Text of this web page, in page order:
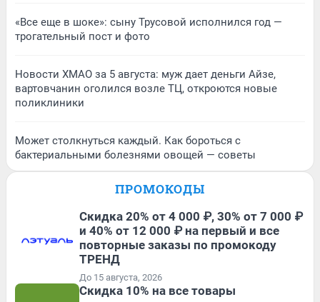
«Все еще в шоке»: сыну Трусовой исполнился год —
трогательный пост и фото
Новости ХМАО за 5 августа: муж дает деньги Айзе,
вартовчанин оголился возле ТЦ, откроются новые
поликлиники
Может столкнуться каждый. Как бороться с
бактериальными болезнями овощей — советы
ПРОМОКОДЫ
Скидка 20% от 4 000 ₽, 30% от 7 000 ₽
и 40% от 12 000 ₽ на первый и все
повторные заказы по промокоду
ТРЕНД
До 15 августа, 2026
Скидка 10% на все товары